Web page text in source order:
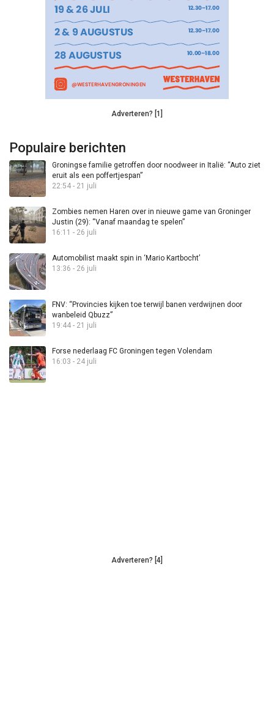
Adverteren? [1]
Populaire berichten
Groningse familie getroffen door noodweer in Italië: “Auto ziet
eruit als een poffertjespan”
22:54 - 21 juli
Zombies nemen Haren over in nieuwe game van Groninger
Justin (29): “Vanaf maandag te spelen”
16:11 - 26 juli
Automobilist maakt spin in ‘Mario Kartbocht’
13:36 - 26 juli
FNV: “Provincies kijken toe terwijl banen verdwijnen door
wanbeleid Qbuzz”
19:44 - 21 juli
Forse nederlaag FC Groningen tegen Volendam
16:03 - 24 juli
Adverteren? [4]